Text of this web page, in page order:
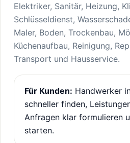
Elektriker, Sanitär, Heizung,
Schlüsseldienst,
Maler, Boden, Trockenbau,
Küchenaufbau, Reinigung,
Transport und Hausservice.
Für Kunden: Handwerker
schneller finden,
Anfragen klar formulieren
starten.